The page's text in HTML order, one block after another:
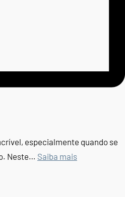
especialmente quando se
Neste… Saiba mais